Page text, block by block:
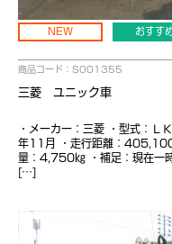
NEW おすす
商品コード：S001355
三菱 ユニック車
・メーカー：三菱 ・型式：Ｌ
年11月 ・走行距離：
量：4,750㎏ ・補足：現在一
[…]